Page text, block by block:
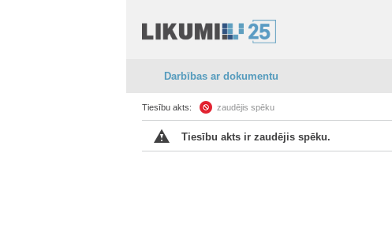
Darbības ar dokumentu
Tiesību akts: zaudējis spēku
Tiesību akts ir zaudējis spēku.